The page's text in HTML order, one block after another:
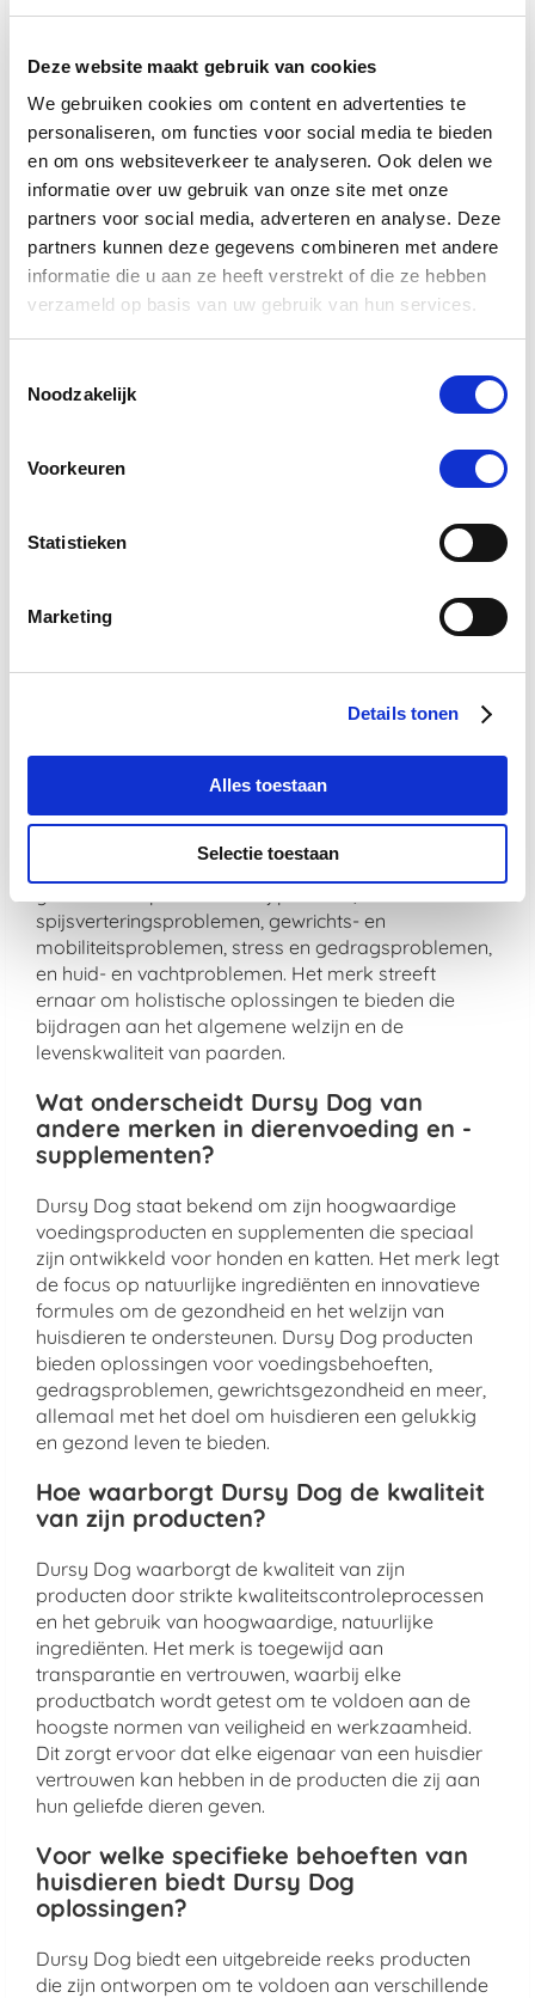
Deze website maakt gebruik van cookies
We gebruiken cookies om content en advertenties te
personaliseren, om functies voor social media te bieden
en om ons websiteverkeer te analyseren. Ook delen we
informatie over uw gebruik van onze site met onze
partners voor social media, adverteren en analyse. Deze
partners kunnen deze gegevens combineren met andere
informatie die u aan ze heeft verstrekt of die ze hebben
verzameld op basis van uw gebruik van hun services.
Noodzakelijk
Voorkeuren
Statistieken
Marketing
Details tonen
Alles toestaan
Selectie toestaan
verdient immers niets minder dan het beste, en dat is
Wat maakt De Paardendrogist uniek in
de markt voor paardensupplementen?
De Paardendrogist onderscheidt zich door zijn
toewijding aan kwaliteit en innovatie in de
gezondheidszorg van paarden. Met jarenlange
ervaring en een diepe kennis van paardenvoeding
en -welzijn, ontwikkelt De Paardendrogist
supplementen die nauwkeurig zijn afgestemd op de
vachtverzorging, elk product is samengesteld met
zorgvuldig geselecteerde ingrediënten om
Hoe zorgt De Paardendrogist voor de
producten?
producten zijn gegarandeerd door strenge
Welke soorten problemen adresseren
De Paardendrogist producten
voornamelijk?
spijsverteringsproblemen, gewrichts- en
mobiliteitsproblemen, stress en gedragsproblemen,
en huid- en vachtproblemen. Het merk streeft
ernaar om holistische oplossingen te bieden die
bijdragen aan het algemene welzijn en de
levenskwaliteit van paarden.
Wat onderscheidt Dursy Dog van
andere merken in dierenvoeding en -
supplementen?
Dursy Dog staat bekend om zijn hoogwaardige
voedingsproducten en supplementen die speciaal
zijn ontwikkeld voor honden en katten. Het merk legt
de focus op natuurlijke ingrediënten en innovatieve
formules om de gezondheid en het welzijn van
huisdieren te ondersteunen. Dursy Dog producten
bieden oplossingen voor voedingsbehoeften,
gedragsproblemen, gewrichtsgezondheid en meer,
allemaal met het doel om huisdieren een gelukkig
en gezond leven te bieden.
Hoe waarborgt Dursy Dog de kwaliteit
van zijn producten?
Dursy Dog waarborgt de kwaliteit van zijn
producten door strikte kwaliteitscontroleprocessen
en het gebruik van hoogwaardige, natuurlijke
ingrediënten. Het merk is toegewijd aan
transparantie en vertrouwen, waarbij elke
productbatch wordt getest om te voldoen aan de
hoogste normen van veiligheid en werkzaamheid.
Dit zorgt ervoor dat elke eigenaar van een huisdier
vertrouwen kan hebben in de producten die zij aan
hun geliefde dieren geven.
Voor welke specifieke behoeften van
huisdieren biedt Dursy Dog
oplossingen?
Dursy Dog biedt een uitgebreide reeks producten
die zijn ontworpen om te voldoen aan verschillende